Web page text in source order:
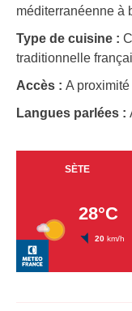
méditerranéenne à
Type de cuisine :
traditionnelle
Accès : A
Langues parlées :